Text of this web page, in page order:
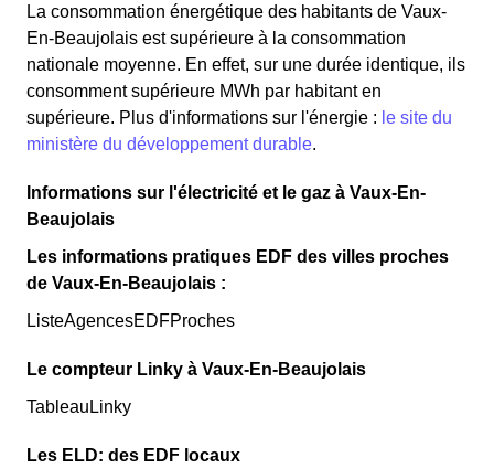
La consommation énergétique des habitants de Vaux-
En-Beaujolais est supérieure à la consommation
nationale moyenne. En effet, sur une durée identique, ils
consomment supérieure MWh par habitant en
supérieure. Plus d'informations sur l'énergie : le site du
ministère du développement durable.
Informations sur l'électricité et le gaz à Vaux-En-
Beaujolais
Les informations pratiques EDF des villes proches
de Vaux-En-Beaujolais :
ListeAgencesEDFProches
Le compteur Linky à Vaux-En-Beaujolais
TableauLinky
Les ELD: des EDF locaux